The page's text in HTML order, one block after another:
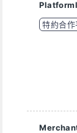
特約合